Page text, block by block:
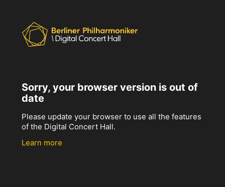
Sorry, your browser version is out of
date
Please update your browser to use all the features
of the Digital Concert Hall.
Learn more